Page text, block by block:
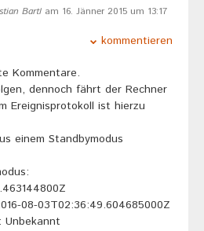
Bartl am 16. Jänner 2015 um 13:17
kommentieren
Kommentare.
dennoch fährt der Rechner
Ereignisprotokoll ist hierzu
einem Standbymodus
‎08‎-‎03T02:36:49.604685000Z
Unbekannt